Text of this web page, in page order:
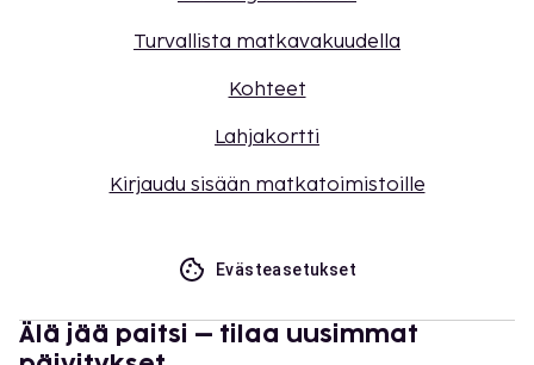
Turvallista matkavakuudella
Kohteet
Lahjakortti
Kirjaudu sisään matkatoimistoille
Evästeasetukset
Älä jää paitsi – tilaa uusimmat